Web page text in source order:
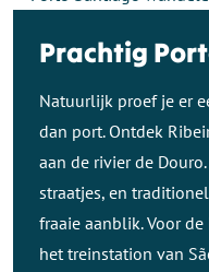
Prachtig
Natuurlijk proef je er
dan port. Ontdek
aan de rivier de
straatjes, en
fraaie aanblik. Voor
het treinstation van